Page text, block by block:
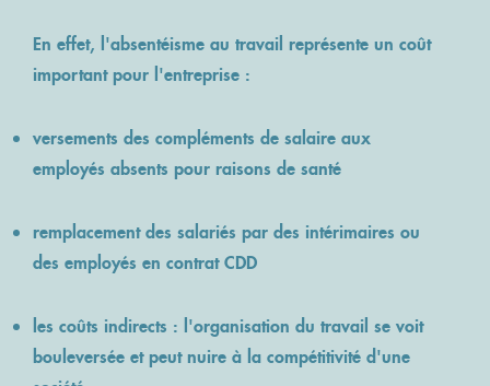
En effet, l'absentéisme au travail représente un coût
important pour l'entreprise :
versements des compléments de salaire aux
employés absents pour raisons de santé
remplacement des salariés par des intérimaires ou
des employés en contrat CDD
les coûts indirects : l'organisation du travail se voit
bouleversée et peut nuire à la compétitivité d'une